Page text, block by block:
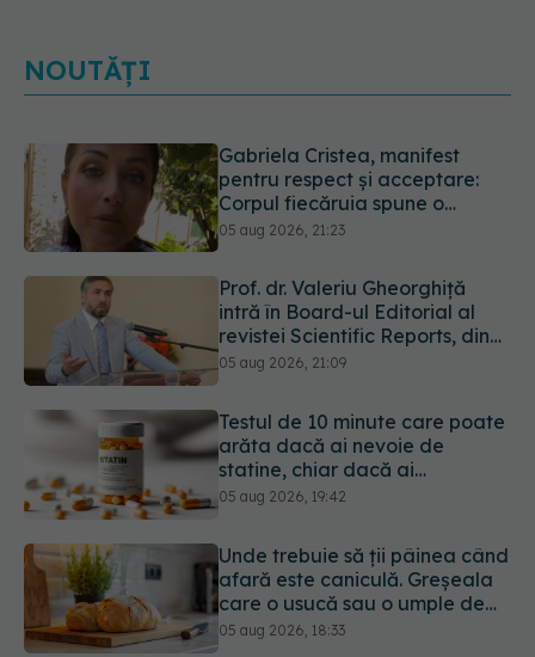
NOUTĂȚI
Prof. dr. Valeriu Gheorghiță
intră în Board-ul Editorial al
revistei Scientific Reports, din
Nature Portfolio
05 aug 2026, 21:09
Testul de 10 minute care poate
arăta dacă ai nevoie de
statine, chiar dacă ai
colesterolul normal
05 aug 2026, 19:42
Unde trebuie să ții pâinea când
afară este caniculă. Greșeala
care o usucă sau o umple de
mucegai în doar câteva zile
05 aug 2026, 18:33
Primele 5 semne ale bolii
Parkinson pe care 80% dintre
oameni le ignoră. Nu e vorba
doar despre tremor
05 aug 2026, 17:31